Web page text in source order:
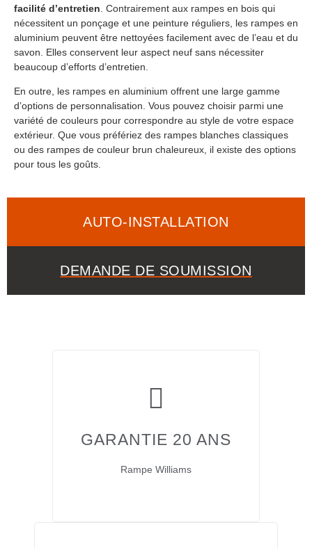
facilité d’entretien . Contrairement aux rampes en bois qui
nécessitent un ponçage et une peinture réguliers, les rampes en
aluminium peuvent être nettoyées facilement avec de l’eau et du
savon. Elles conservent leur aspect neuf sans nécessiter
beaucoup d’efforts d’entretien.
En outre, les rampes en aluminium offrent une large gamme
d’options de personnalisation. Vous pouvez choisir parmi une
variété de couleurs pour correspondre au style de votre espace
extérieur. Que vous préfériez des rampes blanches classiques
ou des rampes de couleur brun chaleureux, il existe des options
pour tous les goûts.
AUTO-INSTALLATION
DEMANDE DE SOUMISSION
GARANTIE 20 ANS
Rampe Williams